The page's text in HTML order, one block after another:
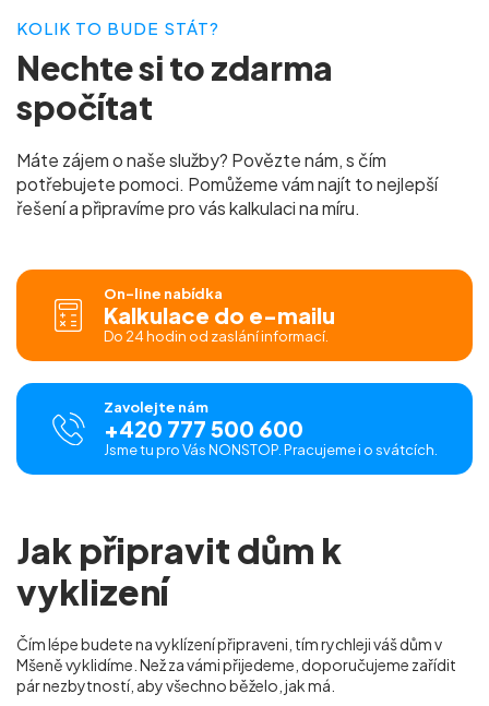
KOLIK TO BUDE STÁT?
Nechte si tozdarma
spočítat
Máte zájem o naše služby? Povězte nám, s čím
potřebujete pomoci. Pomůžeme vám najít to nejlepší
řešení a připravíme pro váskalkulaci na míru.
On-line nabídka
Kalkulace do e-mailu
Do 24 hodin od zaslání informací.
Zavolejte nám
+420 777 500 600
Jsme tu pro Vás NONSTOP. Pracujeme i o svátcích.
Jak připravit dům k
vyklizení
Čím lépe budete na vyklízení připraveni, tím rychleji váš dům v
Mšeně vyklidíme. Než za vámi přijedeme, doporučujeme zařídit
pár nezbytností, aby všechno běželo, jak má.